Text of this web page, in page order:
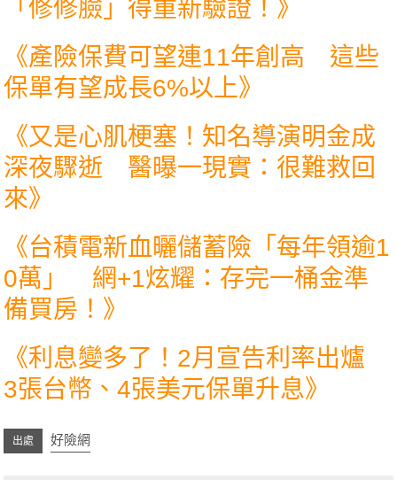
「修修臉」得重新驗證！ 》
《產險保費可望連11年創高 這些
保單有望成長6%以上》
《又是心肌梗塞！知名導演明金成
深夜驟逝 醫曝一現實：很難救回
來》
《台積電新血曬儲蓄險「每年領逾1
0萬」 網+1炫耀：存完一桶金準
備買房！ 》
《利息變多了！2月宣告利率出爐
3張台幣、4張美元保單升息》
好險網